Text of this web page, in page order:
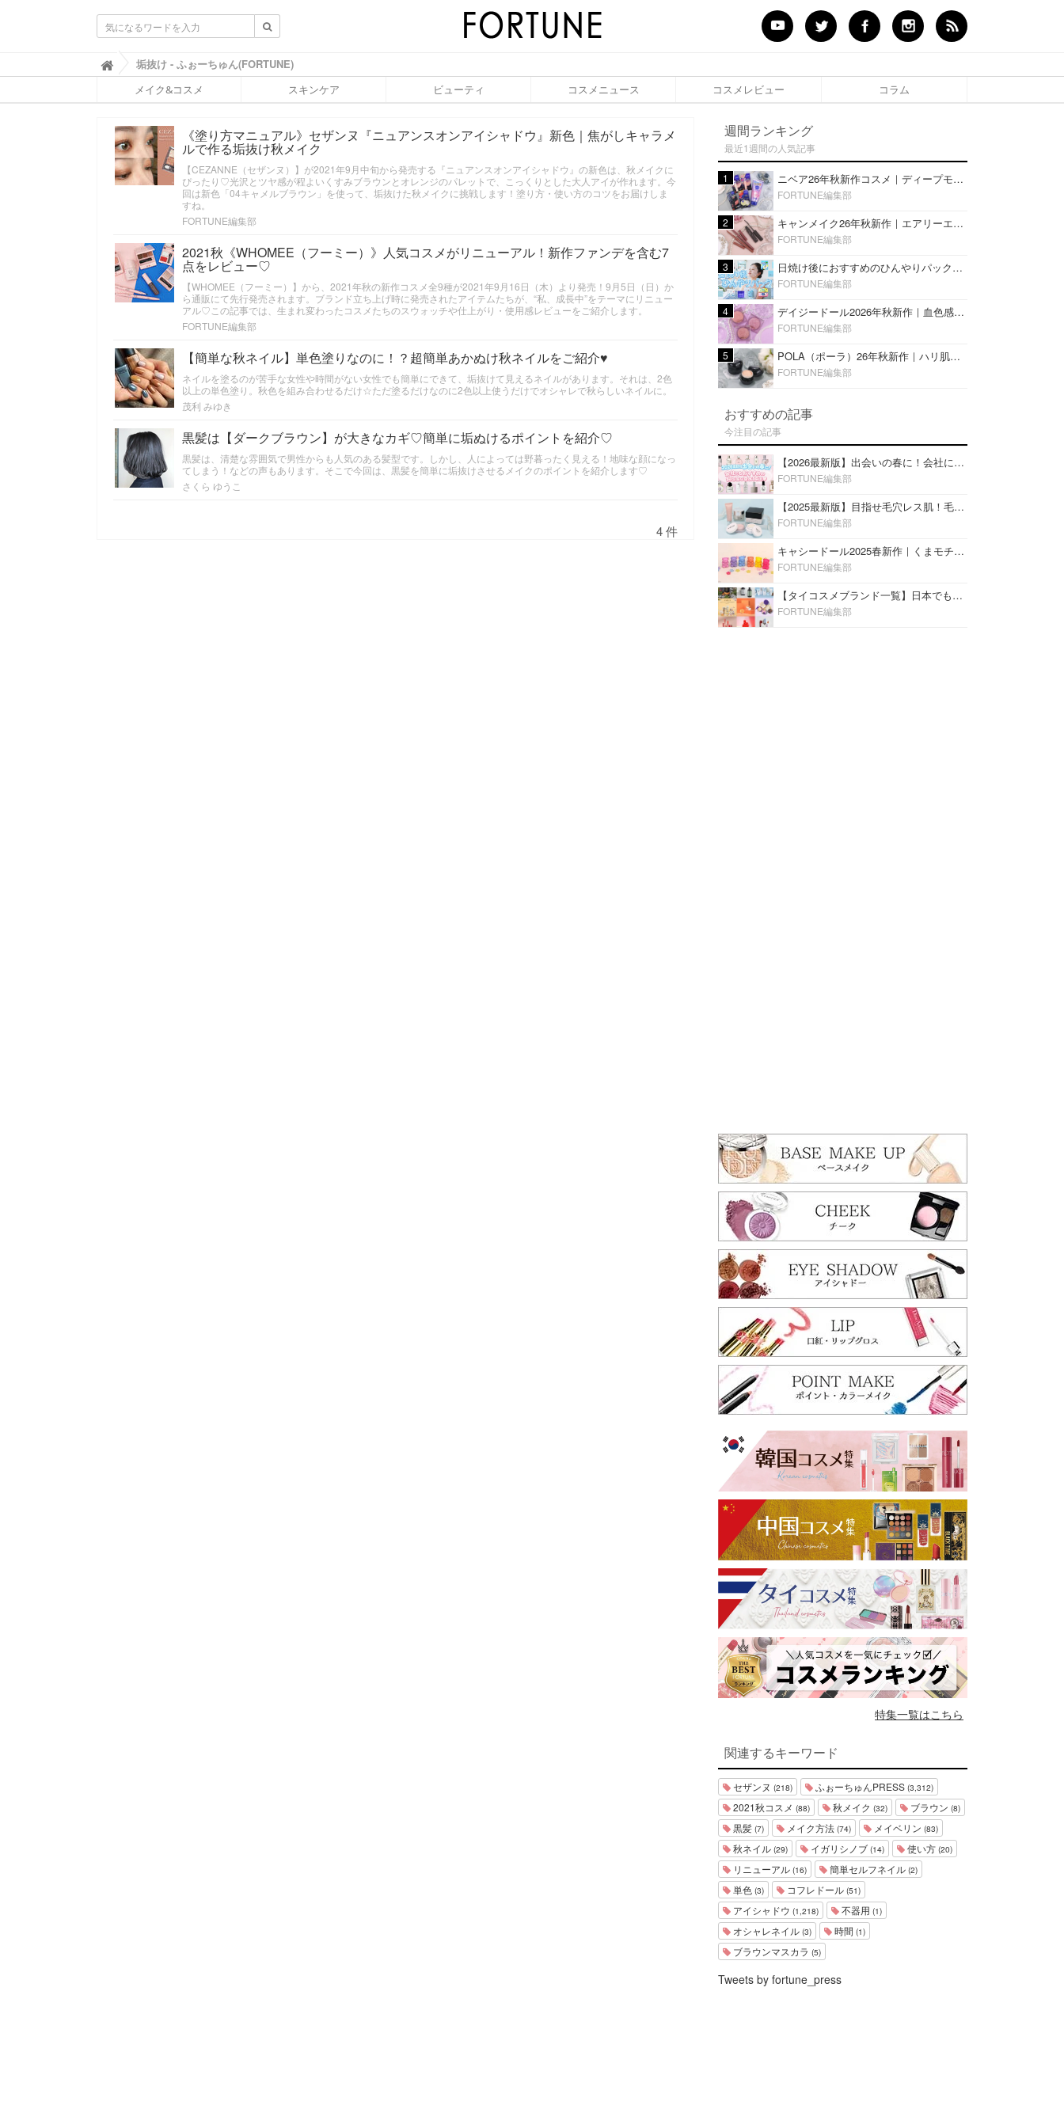
ふ
ぉ
ち
ん
(
F
O
E
)
垢抜け - ふぉーちゅん(FORTUNE)
メイク&コスメ スキンケア ビューティ コスメニュース コスメレビュー コラム
《塗り方マニュアル》セザンヌ『ニュアンスオンアイシャドウ』新色｜焦がしキャラメ
ルで作る垢抜け秋メイク
【CEZANNE（セザンヌ）】が2021年9月中旬から発売する『ニュアンスオンアイシャドウ』の新色は、秋メイクに
ぴったり♡光沢とツヤ感が程よいくすみブラウンとオレンジのパレットで、こっくりとした大人アイが作れます。今
回は新色「04キャメルブラウン」を使って、垢抜けた秋メイクに挑戦します！塗り方・使い方のコツをお届けしま
すね。
FORTUNE編集部
2021秋《WHOMEE（フーミー）》人気コスメがリニューアル！新作ファンデを含む7
点をレビュー♡
【WHOMEE（フーミー）】から、2021年秋の新作コスメ全9種が2021年9月16日（木）より発売！9月5日（日）か
ら通販にて先行発売されます。ブランド立ち上げ時に発売されたアイテムたちが、“私、成長中”をテーマにリニュー
アル♡この記事では、生まれ変わったコスメたちのスウォッチや仕上がり・使用感レビューをご紹介します。
FORTUNE編集部
【簡単な秋ネイル】単色塗りなのに！？超簡単あかぬけ秋ネイルをご紹介♥
ネイルを塗るのが苦手な女性や時間がない女性でも簡単にできて、垢抜けて見えるネイルがあります。それは、2色
以上の単色塗り。秋色を組み合わせるだけ☆ただ塗るだけなのに2色以上使うだけでオシャレで秋らしいネイルに。
茂利 みゆき
黒髪は【ダークブラウン】が大きなカギ♡簡単に垢ぬけるポイントを紹介♡
黒髪は、清楚な雰囲気で男性からも人気のある髪型です。しかし、人によっては野暮ったく見える！地味な顔になっ
てしまう！などの声もあります。そこで今回は、黒髪を簡単に垢抜けさせるメイクのポイントを紹介します♡
さくら ゆうこ
4 件
週間ランキング
最近1週間の人気記事
1 ニベア26年秋新作コスメ｜ディープモイスチャーリップの美容液タイプや2in1ボディクリームスクラブも
FORTUNE編集部
2 キャンメイク26年秋新作｜エアリーエクステンションライナー＆カールスナイパーマスカラ新色をレビュー
FORTUNE編集部
3 日焼け後におすすめのひんやりパック14選｜暑い夏にぴったりな冷凍／鎮静／うるおいチャージマスクを紹介
FORTUNE編集部
4 デイジードール2026年秋新作｜血色感が可愛い♡『パウダー ブラッシュ ブルーム』新3色をレビュー
FORTUNE編集部
5 POLA（ポーラ）26年秋新作｜ハリ肌を叶える『B.A デイ プランプ ファンデーション』を口コミ
FORTUNE編集部
おすすめの記事
今注目の記事
【2026最新版】出会いの春に！会社にもおすすめの好印象な香水14選♡ビジネスの場での香水マナーも
FORTUNE編集部
【2025最新版】目指せ毛穴レス肌！毛穴を埋めて隠す「おすすめ部分用下地＆プライマー」ランキング♡
FORTUNE編集部
キャシードール2025春新作｜くまモチーフのミニリップ「シャイニーベア リップモイスト」をレビュー♡
FORTUNE編集部
【タイコスメブランド一覧】日本でも人気沸騰中の“タイコスメ”ブランド20選！
FORTUNE編集部
特集一覧はこちら
関連するキーワード
セザンヌ (218) ふぉーちゅんPRESS (3,312)
2021秋コスメ (88) 秋メイク (32) ブラウン (8)
黒髪 (7) メイク方法 (74) メイベリン (83)
秋ネイル (29) イガリシノブ (14) 使い方 (20)
リニューアル (16) 簡単セルフネイル (2)
単色 (3) コフレドール (51)
アイシャドウ (1,218) 不器用 (1)
オシャレネイル (3) 時間 (1)
ブラウンマスカラ (5)
Tweets by fortune_press